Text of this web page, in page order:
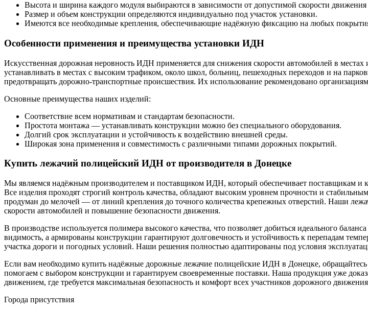
Высота и ширина каждого модуля выбираются в зависимости от допустимой скорости
Размер и объем конструкции определяются индивидуально под участок установки.
Имеются все необходимые крепления, обеспечивающие надёжную фиксацию на любых
Особенности применения и преимущества установки ИДН
Искусственная дорожная неровность ИДН применяется для снижения скорости автомобилей в
устанавливать в местах с высоким трафиком, около школ, больниц, пешеходных переходов и на
предотвращать дорожно-транспортные происшествия. Их использование рекомендовано
Основные преимущества наших изделий:
Соответствие всем нормативам и стандартам безопасности.
Простота монтажа — устанавливать конструкции можно без специального оборудования.
Долгий срок эксплуатации и устойчивость к воздействию внешней среды.
Широкая зона применения и совместимость с различными типами дорожных покрытий.
Купить лежачий полицейский ИДН от производителя в Донецке
Мы являемся надёжным производителем и поставщиком ИДН, который обеспечивает поставщикам и
Все изделия проходят строгий контроль качества, обладают высоким уровнем прочности и
продуман до мелочей — от линий крепления до точного количества крепежных отверстий. Наши
скорости автомобилей и повышение безопасности движения.
В производстве используется полимера высокого качества, что позволяет добиться идеального
видимость, а армированы конструкции гарантируют долговечность и устойчивость к перепадам
участка дороги и погодных условий. Наши решения полностью адаптированы под условия
Если вам необходимо купить надёжные дорожные лежачие полицейские ИДН в Донецке,
помогаем с выбором конструкции и гарантируем своевременные поставки. Наша продукция уже
движением, где требуется максимальная безопасность и комфорт всех участников дорожного
Города присутствия